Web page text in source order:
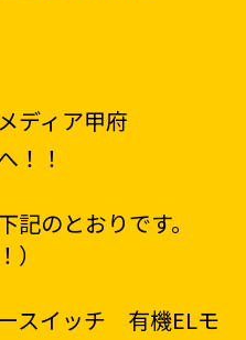
ディア甲府
！！
のとおりです。
）
スイッチ 有機ELモ